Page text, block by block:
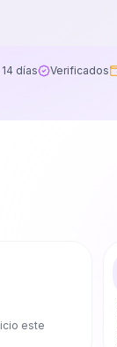
días Verificados
este